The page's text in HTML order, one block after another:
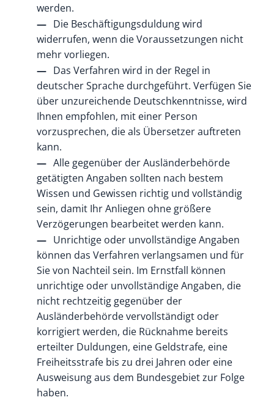
werden.
Die Beschäftigungsduldung wird
widerrufen, wenn die Voraussetzungen nicht
mehr vorliegen.
Das Verfahren wird in der Regel in
deutscher Sprache durchgeführt. Verfügen Sie
über unzureichende Deutschkenntnisse, wird
Ihnen empfohlen, mit einer Person
vorzusprechen, die als Übersetzer auftreten
kann.
Alle gegenüber der Ausländerbehörde
getätigten Angaben sollten nach bestem
Wissen und Gewissen richtig und vollständig
sein, damit Ihr Anliegen ohne größere
Verzögerungen bearbeitet werden kann.
Unrichtige oder unvollständige Angaben
können das Verfahren verlangsamen und für
Sie von Nachteil sein. Im Ernstfall können
unrichtige oder unvollständige Angaben, die
nicht rechtzeitig gegenüber der
Ausländerbehörde vervollständigt oder
korrigiert werden, die Rücknahme bereits
erteilter Duldungen, eine Geldstrafe, eine
Freiheitsstrafe bis zu drei Jahren oder eine
Ausweisung aus dem Bundesgebiet zur Folge
haben.